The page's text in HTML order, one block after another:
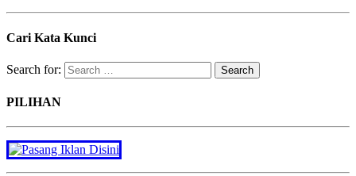
Cari Kata Kunci
Search for:
PILIHAN